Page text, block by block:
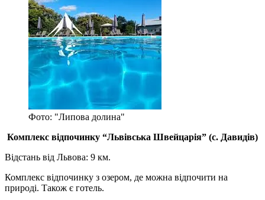
Фото: "Липова долина"
Комплекс відпочинку “Львівська Швейцарія” (с. Давидів)
Відстань від Львова: 9 км.
Комплекс відпочинку з озером, де можна відпочити на
природі. Також є готель.